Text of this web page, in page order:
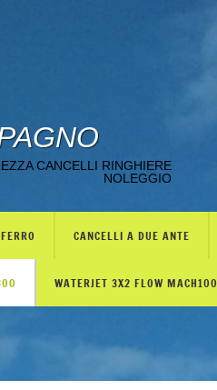
CANCELLI RINGHIERE
NOLEGGIO
CANCELLI A DUE ANTE
WATERJET 3X2 FLOW MACH100